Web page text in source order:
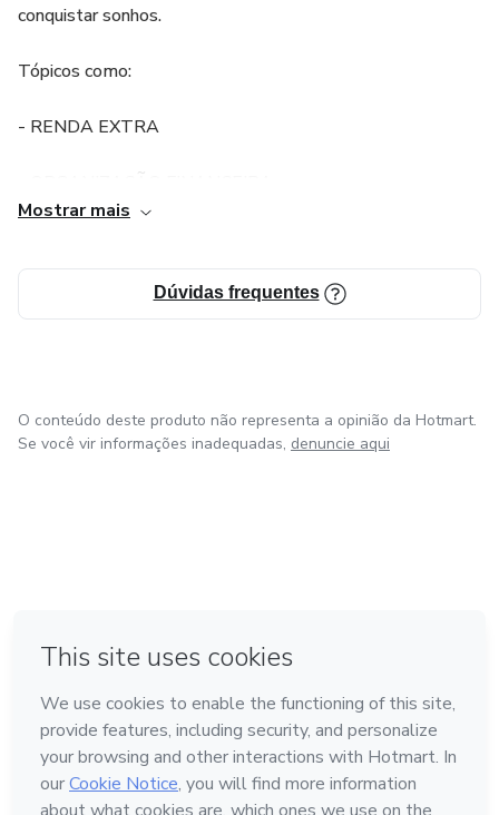
conquistar sonhos.
Tópicos como:
- RENDA EXTRA
-INVESTIMENTOS
forma ágil todos que entraram nessa legião conosco.
Mostrar mais
Dúvidas frequentes
O conteúdo deste produto não representa a opinião da Hotmart.
Se você vir informações inadequadas, denuncie aqui
Feito com ❤ na Cidade do México
Conheça a Hotmart